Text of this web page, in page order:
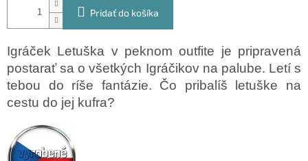
Pridať do košíka
Igráček Letuška v peknom outfite je pripravená
postarať sa o všetkých Igráčikov na palube. Letí s
tebou do ríše fantázie. Čo pribalíš letuške na
cestu do jej kufra?